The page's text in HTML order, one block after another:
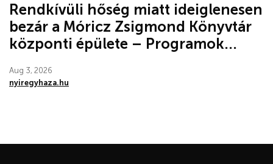
Rendkívüli hőség miatt ideiglenesen
bezár a Móricz Zsigmond Könyvtár
központi épülete – Programok...
Aug 3, 2026
nyiregyhaza.hu